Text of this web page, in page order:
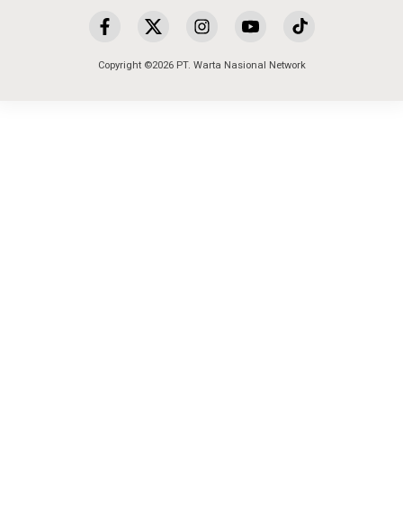
Copyright ©2026 PT. Warta Nasional Network